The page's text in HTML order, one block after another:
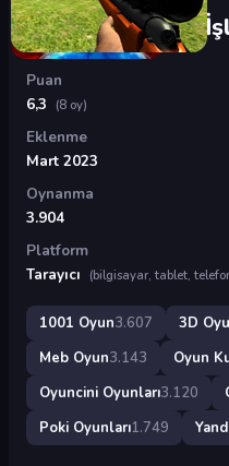
Ağaç Kesme ve
Puan
6,3
(8 oy)
Eklenme
Mart 2023
Oynanma
3.904
Platform
Tarayıcı
(bilgisayar, tablet,
1001 Oyun3.607 3D
Meb Oyun3.143 Oyun
Oyuncini Oyunları3.120
Poki Oyunları1.749